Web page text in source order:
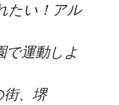
たい！アル
運動しよ
、堺